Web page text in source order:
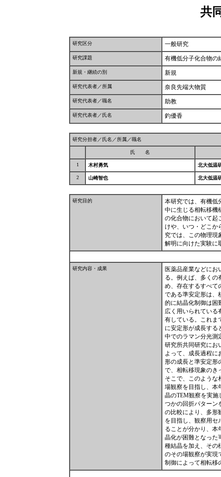
共
研究区分 一般研究
研究課題 有機低分子化合物の
新規・継続の別 新規
研究代表者／所属 奈良先端大物質
研究代表者／職名 助教
研究代表者／氏名 釣優香
研究分担者／氏名／所属／職名
氏 名
1 木村勇気 北大低温
2 山崎智也 北大低温
研究目的
本研究では、有機低
中に生じる相転移機
の化合物において起
けや、いつ・どこか
究では、この物理現
解明に向けた実験に
研究内容・成果
医薬品産業などに
る。例えば、多くの
め、存在するすべて
である準安定形は、
的に結晶化制御は困
広く用いられている
有している。これま
に安定形が成長する
中でのラマン分光測
研究所共同研究にお
よって、成長過程に
形の成長と準安定形
で、相転移現象のき
そこで、このような
場観察を目指し、本
晶のTEM観察を実施
つかの回折パターン
の比較により、多形
を目指し、観察用セ
ることが分かり、本
晶化が困難となった
種結晶を加え、その
のその場観察が実現
制御によって相転移